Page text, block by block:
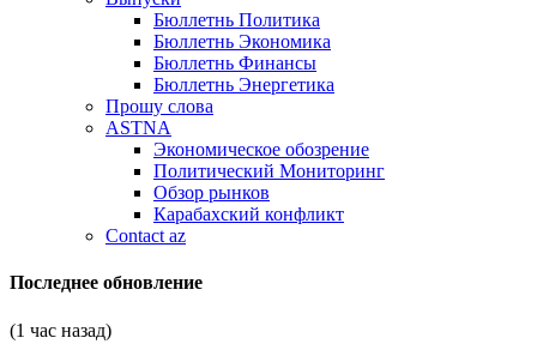
Бюллетнь Политика
Бюллетнь Экономика
Бюллетнь Финансы
Бюллетнь Энергетика
Прошу слова
ASTNA
Экономическое обозрение
Политический Мониторинг
Обзор рынков
Карабахский конфликт
Contact az
Последнее обновление
(1 час назад)